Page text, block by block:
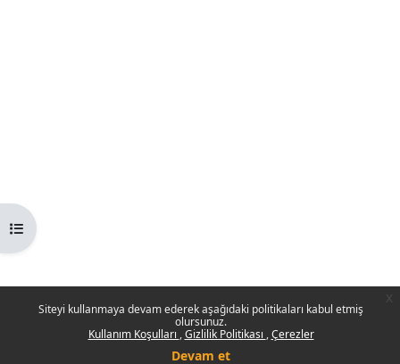
Siteyi kullanmaya devam ederek aşağıdaki politikaları kabul etmiş
olursunuz.
Kullanım Koşulları Gizlilik Politikası Çerezler
Devam et
Kurs dizinini aç